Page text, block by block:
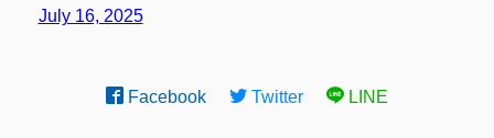
July 16, 2025
Facebook Twitter LINE